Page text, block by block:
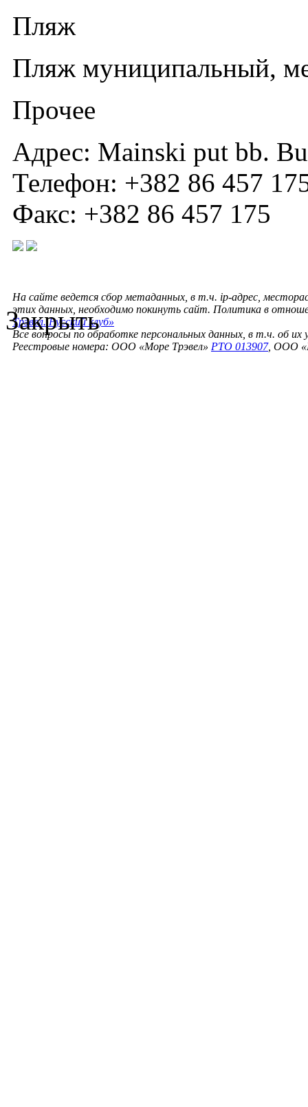
Пляж
Пляж муниципальный,
Прочее
Адрес: Mainski put bb.
Телефон: +382 86 457
Факс: +382 86 457 175
На сайте ведется сбор метаданных, в т.ч. ip-адрес,
этих данных, необходимо покинуть сайт. Политика в
Трэвел. Русский клуб»
Все вопросы по обработке персональных данных, в т.ч. об их
Реестровые номера: ООО «Море Трэвел» РТО 013907, ООО
Закрыть